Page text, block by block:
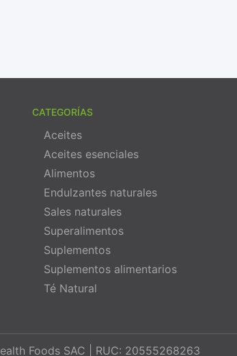
CATEGORÍAS
Aceites
Aceites esenciales
Alimentos
Endulzantes naturales
Sales naturales
Superalimentos
Suplementos
Suplementos alimentarios
Té Natural
Foods SAC | RUC: 20555268263